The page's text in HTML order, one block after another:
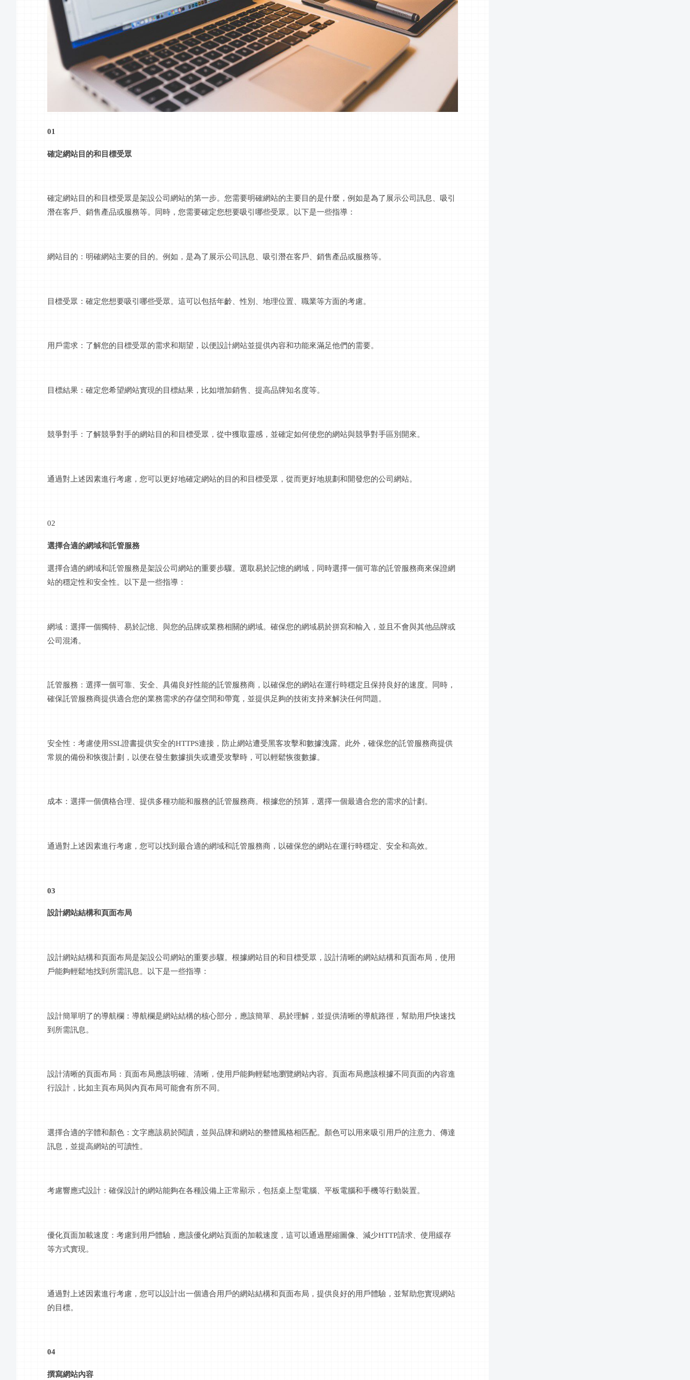
01
確定網站目的和目標受眾
確定網站目的和目標受眾是架設公司網站的第一步。您需要明確網站的主要目的是什麼，例如是為了展示公司訊息、吸引
潛在客戶、銷售產品或服務等。同時，您需要確定您想要吸引哪些受眾。以下是一些指導：
網站目的：明確網站主要的目的。例如，是為了展示公司訊息、吸引潛在客戶、銷售產品或服務等。
目標受眾：確定您想要吸引哪些受眾。這可以包括年齡、性別、地理位置、職業等方面的考慮。
用戶需求：了解您的目標受眾的需求和期望，以便設計網站並提供內容和功能來滿足他們的需要。
目標結果：確定您希望網站實現的目標結果，比如增加銷售、提高品牌知名度等。
競爭對手：了解競爭對手的網站目的和目標受眾，從中獲取靈感，並確定如何使您的網站與競爭對手區別開來。
通過對上述因素進行考慮，您可以更好地確定網站的目的和目標受眾，從而更好地規劃和開發您的公司網站。
02
選擇合適的網域和託管服務
選擇合適的網域和託管服務是架設公司網站的重要步驟。選取易於記憶的網域，同時選擇一個可靠的託管服務商來保證網
站的穩定性和安全性。以下是一些指導：
網域：選擇一個獨特、易於記憶、與您的品牌或業務相關的網域。確保您的網域易於拼寫和輸入，並且不會與其他品牌或
公司混淆。
託管服務：選擇一個可靠、安全、具備良好性能的託管服務商，以確保您的網站在運行時穩定且保持良好的速度。同時，
確保託管服務商提供適合您的業務需求的存儲空間和帶寬，並提供足夠的技術支持來解決任何問題。
安全性：考慮使用SSL證書提供安全的HTTPS連接，防止網站遭受黑客攻擊和數據洩露。此外，確保您的託管服務商提供
常規的備份和恢復計劃，以便在發生數據損失或遭受攻擊時，可以輕鬆恢復數據。
成本：選擇一個價格合理、提供多種功能和服務的託管服務商。根據您的預算，選擇一個最適合您的需求的計劃。
通過對上述因素進行考慮，您可以找到最合適的網域和託管服務商，以確保您的網站在運行時穩定、安全和高效。
03
設計網站結構和頁面布局
設計網站結構和頁面布局是架設公司網站的重要步驟。根據網站目的和目標受眾，設計清晰的網站結構和頁面布局，使用
戶能夠輕鬆地找到所需訊息。以下是一些指導：
設計簡單明了的導航欄：導航欄是網站結構的核心部分，應該簡單、易於理解，並提供清晰的導航路徑，幫助用戶快速找
到所需訊息。
設計清晰的頁面布局：頁面布局應該明確、清晰，使用戶能夠輕鬆地瀏覽網站內容。頁面布局應該根據不同頁面的內容進
行設計，比如主頁布局與內頁布局可能會有所不同。
選擇合適的字體和顏色：文字應該易於閱讀，並與品牌和網站的整體風格相匹配。顏色可以用來吸引用戶的注意力、傳達
訊息，並提高網站的可讀性。
考慮響應式設計：確保設計的網站能夠在各種設備上正常顯示，包括桌上型電腦、平板電腦和手機等行動裝置。
優化頁面加載速度：考慮到用戶體驗，應該優化網站頁面的加載速度，這可以通過壓縮圖像、減少HTTP請求、使用緩存
等方式實現。
通過對上述因素進行考慮，您可以設計出一個適合用戶的網站結構和頁面布局，提供良好的用戶體驗，並幫助您實現網站
的目標。
04
撰寫網站內容